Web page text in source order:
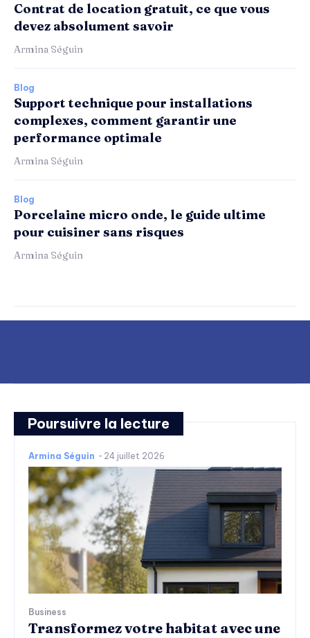
Contrat de location gratuit, ce que vous
devez absolument savoir
Armina Séguin
Blog
Support technique pour installations
complexes, comment garantir une
performance optimale
Armina Séguin
Blog
Porcelaine micro onde, le guide ultime
pour cuisiner sans risques
Armina Séguin
Poursuivre la lecture
Armina Séguin - 24 juillet 2026
Business
Transformez votre habitat avec une